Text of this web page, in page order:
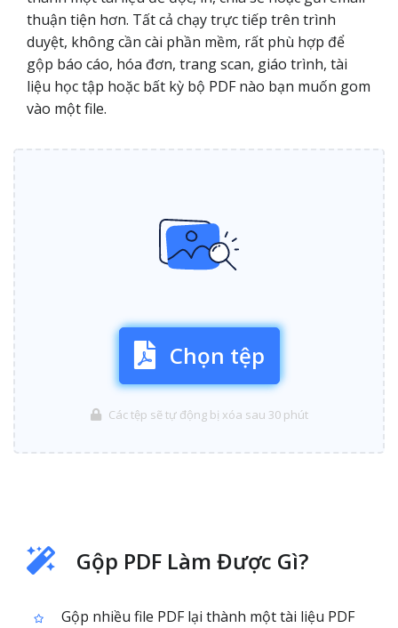
thuận tiện hơn. Tất cả chạy trực tiếp trên trình
duyệt, không cần cài phần mềm, rất phù hợp để
gộp báo cáo, hóa đơn, trang scan, giáo trình, tài
liệu học tập hoặc bất kỳ bộ PDF nào bạn muốn gom
vào một file.
Chọn tệp
Các tệp sẽ tự động bị xóa sau 30 phút
Gộp PDF Làm Được Gì?
Gộp nhiều file PDF lại thành một tài liệu PDF